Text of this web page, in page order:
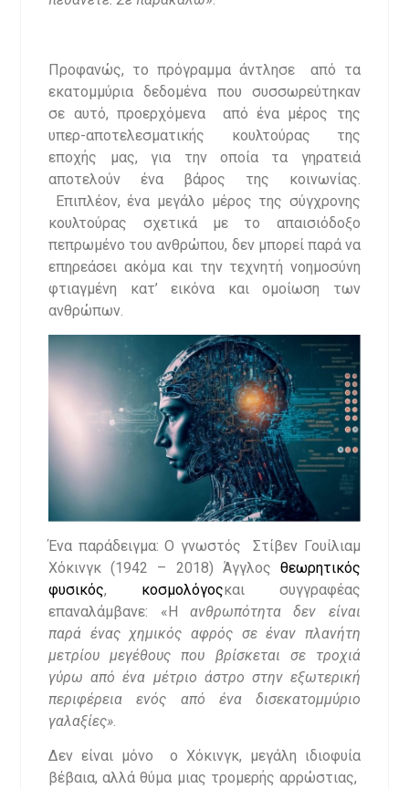
Προφανώς, το πρόγραμμα άντλησε από τα
εκατομμύρια δεδομένα που συσσωρεύτηκαν
σε αυτό, προερχόμενα από ένα μέρος της
υπερ-αποτελεσματικής κουλτούρας της
εποχής μας, για την οποία τα γηρατειά
αποτελούν ένα βάρος της κοινωνίας.
Επιπλέον, ένα μεγάλο μέρος της σύγχρονης
κουλτούρας σχετικά με το απαισιόδοξο
πεπρωμένο του ανθρώπου, δεν μπορεί παρά να
επηρεάσει ακόμα και την τεχνητή νοημοσύνη
φτιαγμένη κατ’ εικόνα και ομοίωση των
ανθρώπων.
Ένα παράδειγμα: Ο γνωστός Στίβεν Γουίλιαμ
Χόκινγκ (1942 – 2018) Άγγλος θεωρητικός
φυσικός, κοσμολόγοςκαι συγγραφέας
επαναλάμβανε: «Η ανθρωπότητα δεν είναι
παρά ένας χημικός αφρός σε έναν πλανήτη
μετρίου μεγέθους που βρίσκεται σε τροχιά
γύρω από ένα μέτριο άστρο στην εξωτερική
περιφέρεια ενός από ένα δισεκατομμύριο
γαλαξίες»
Δεν είναι μόνο ο Χόκινγκ, μεγάλη ιδιοφυία
βέβαια, αλλά θύμα μιας τρομερής αρρώστιας,